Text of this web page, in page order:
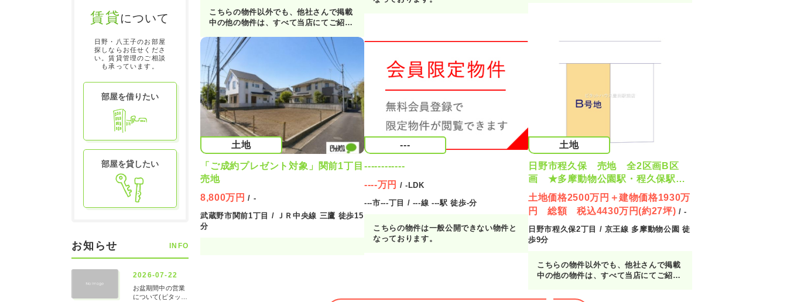
こちらの物件以外でも、他社さんで掲載
中の他の物件は、すべて当店にてご紹介
とめてご紹介させていただきますので、
『〇〇〇の物件も見たい！』とお気軽に
お申し付けください♪
土地
「ご成約プレゼント対象」関前1丁目
売地
8,800万円 / -
武蔵野市関前1丁目 / ＪＲ中央線 三鷹 徒歩15
分
---
------------
----万円 / -LDK
---市---丁目 / ---線 ---駅 徒歩-分
こちらの物件は一般公開できない物件と
なっております。
土地
日野市程久保 売地 全2区画B区
画 ★多摩動物公園駅・程久保駅・
建築条件付き売地・自社施工・フリ
ープラン★
土地価格2500万円＋建物価格1930万
円 総額 税込4430万円(約27坪) / -
日野市程久保2丁目 / 京王線 多摩動物公園 徒
歩9分
こちらの物件以外でも、他社さんで掲載
中の他の物件は、すべて当店にてご紹介
とめてご紹介させていただきますので、
賃貸について
日野・八王子のお部屋
探しならお任せくださ
い。賃貸管理のご相談
も承っています。
部屋を借りたい
部屋を貸したい
お知らせ INFO